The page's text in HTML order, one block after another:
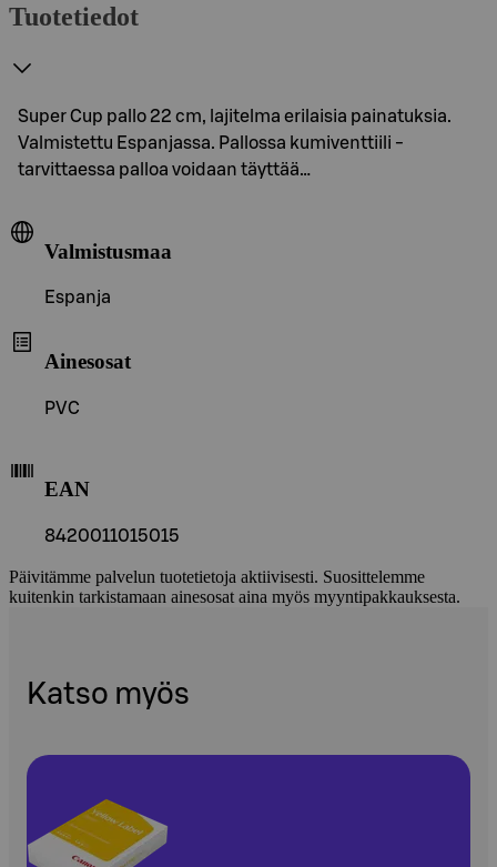
Tuotetiedot
Super Cup pallo 22 cm, lajitelma erilaisia painatuksia.
Valmistettu Espanjassa. Pallossa kumiventtiili -
tarvittaessa palloa voidaan täyttää…
Valmistusmaa
Espanja
Ainesosat
PVC
EAN
8420011015015
Päivitämme palvelun tuotetietoja aktiivisesti. Suosittelemme
kuitenkin tarkistamaan ainesosat aina myös myyntipakkauksesta.
Katso myös